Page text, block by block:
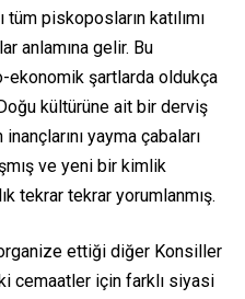
piskoposların katılımı
anlamına gelir. Bu
ekonomik şartlarda oldukça
kültürüne ait bir derviş
yayma çabaları
ve yeni bir kimlik
tekrar tekrar yorumlanmış.
ettiği diğer Konsiller
cemaatler için farklı siyasi